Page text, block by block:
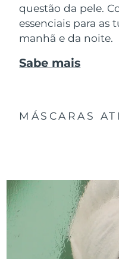
questão da pele.
essenciais para as
manhã e da noite.
Sabe mais
MÁSCARAS